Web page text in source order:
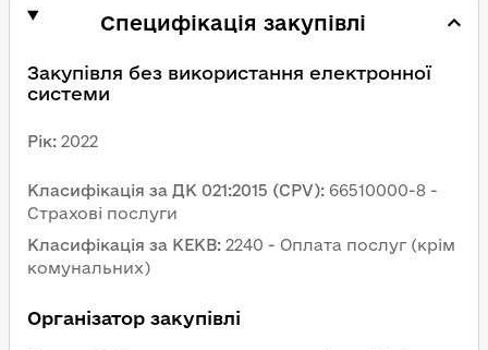
Специфікація закупівлі
Закупівля без використання електронної
системи
Рік: 2022
Класифікація за ДК 021:2015 (CPV): 66510000-8 -
Страхові послуги
Класифікація за КЕКВ: 2240 - Оплата послуг (крім
комунальних)
Організатор закупівлі